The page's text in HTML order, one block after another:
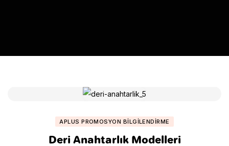
APLUS PROMOSYON BILGILENDIRME
Deri Anahtarlık Modelleri